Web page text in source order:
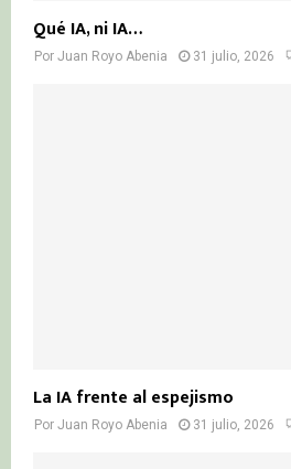
Qué IA, ni IA…
Por Juan Royo Abenia 31 julio, 2026
La IA frente al espejismo
Por Juan Royo Abenia 31 julio, 2026